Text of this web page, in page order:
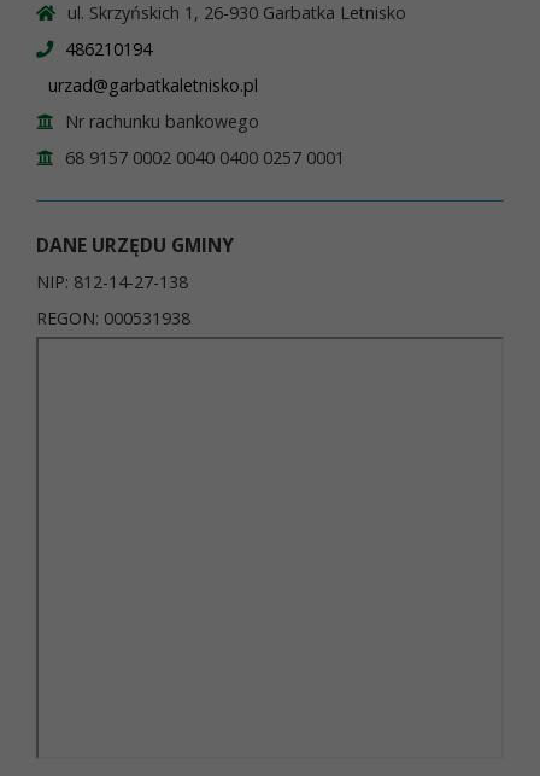
ul. Skrzyńskich 1, 26-930 Garbatka Letnisko
486210194
urzad@garbatkaletnisko.pl
Nr rachunku bankowego
68 9157 0002 0040 0400 0257 0001
DANE URZĘDU GMINY
NIP: 812-14-27-138
REGON: 000531938